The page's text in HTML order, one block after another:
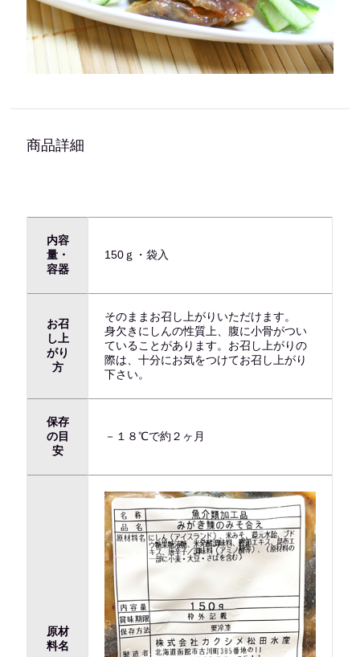
商品詳細
内容
量・
容器
150ｇ・袋入
お召
し上
がり
方
そのままお召し上がりいただけます。
身欠きにしんの性質上、腹に小骨がつい
ていることがあります。お召し上がりの
際は、十分にお気をつけてお召し上がり
下さい。
保存
の目
安
－１８℃で約２ヶ月
原材
料名